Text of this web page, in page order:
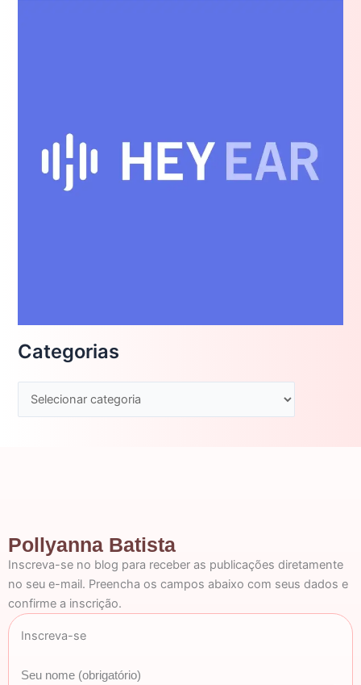
Categorias
Pollyanna Batista
Inscreva-se no blog para receber as publicações diretamente
no seu e-mail. Preencha os campos abaixo com seus dados e
confirme a inscrição.
Inscreva-se
Seu nome (obrigatório)